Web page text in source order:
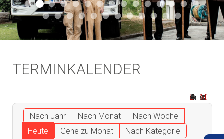
Aktuell 046
Aktuell 047
Start 011
Aktuell 044
Aktuell 043
Aktuell 041
Aktuell 042
Aktuell 035
Aktuell 031
Aktuell 032
Aktuell 033
Aktuell 029
Aktuell 027
Aktuell 026
Start
Aktuell 024
Aktuell 019
Auto 010Start 010Start 002
Auto 002
Auto 009Auto 006Start 008Start 005Start 003
Start 006
TERMINKALENDER
Nach Jahr Nach Monat
Nach Woche
Heute
Gehe zu Monat Nach Kategorie